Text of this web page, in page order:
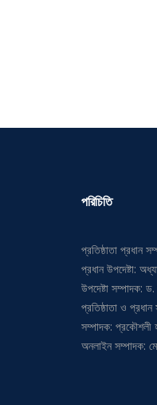
পরিচিতি
প্রতিষ্ঠাতা
প্রধান উপদেষ্টা:
উপদেষ্টা সম্পাদক:
প্রতিষ্ঠাতা ও
সম্পাদক: প্রকৌশলী
অনলাইন সম্পাদক: